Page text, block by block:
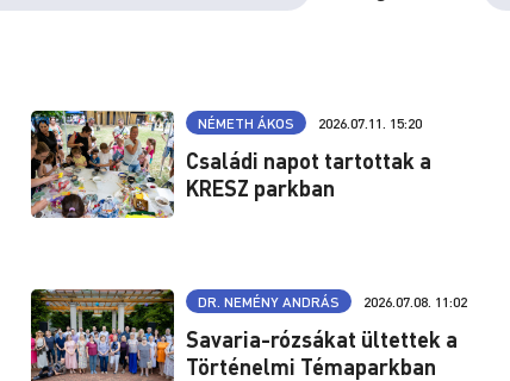
NÉMETH ÁKOS 2026.07.11. 15:20
Családi napot tartottak a
KRESZ parkban
DR. NEMÉNY ANDRÁS 2026.07.08. 11:02
Savaria-rózsákat ültettek a
Történelmi Témaparkban